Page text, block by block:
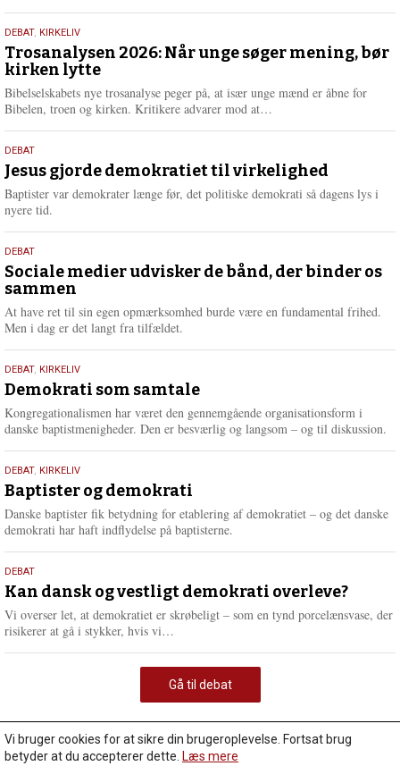
e
2.
juni
2026
DEBAT, KIRKELIV
Trosanalysen 2026: Når unge søger mening, bør
kirken lytte
Bibelselskabets nye trosanalyse peger på, at især unge mænd er åbne for
Bibelen, troen og kirken. Kritikere advarer mod at…
e
r
e
18.
maj
2026
DEBAT
Jesus gjorde demokratiet til virkelighed
Baptister var demokrater længe før, det politiske demokrati så dagens lys i
nyere tid.
18.
maj
2026
DEBAT
Sociale medier udvisker de bånd, der binder os
sammen
At have ret til sin egen opmærksomhed burde være en fundamental frihed.
Men i dag er det langt fra tilfældet.
18.
maj
2026
DEBAT, KIRKELIV
Demokrati som samtale
Kongregationalismen har været den gennemgående organisationsform i
danske baptistmenigheder. Den er besværlig og langsom – og til diskussion.
18.
maj
2026
DEBAT, KIRKELIV
Baptister og demokrati
Danske baptister fik betydning for etablering af demokratiet – og det danske
demokrati har haft indflydelse på baptisterne.
18.
maj
2026
DEBAT
Kan dansk og vestligt demokrati overleve?
Vi overser let, at demokratiet er skrøbeligt – som en tynd porcelænsvase, der
risikerer at gå i stykker, hvis vi…
m
e
e
Gå til debat
Vi bruger cookies for at sikre din brugeroplevelse. Fortsat brug
betyder at du accepterer dette. Læs mere